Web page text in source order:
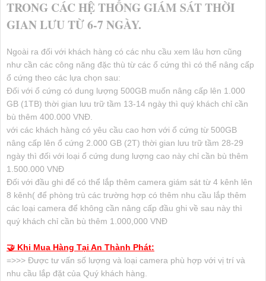
TRONG CÁC HỆ THỐNG GIÁM SÁT THỜI
GIAN LƯU TỪ 6-7 NGÀY.
Ngoài ra đối với khách hàng có các nhu cầu xem lâu hơn cũng
như cần các công năng đặc thù từ các ổ cứng thì có thể nâng cấp
ổ cứng theo các lựa chọn sau:
Đối với ổ cứng có dung lượng 500GB muốn nâng cấp lên 1.000
GB (1TB) thời gian lưu trữ tầm 13-14 ngày thì quý khách chỉ cần
bù thêm 400.000 VNĐ.
với các khách hàng có yêu cầu cao hơn với ổ cứng từ 500GB
nâng cấp lên ổ cứng 2.000 GB (2T) thời gian lưu trữ tầm 28-29
ngày thì đối với loại ổ cứng dung lượng cao này chỉ cần bù thêm
1.500.000 VNĐ
Đối với đầu ghi để có thể lắp thêm camera giám sát từ 4 kênh lên
8 kênh( để phòng trù các trường hợp có thêm nhu cầu lắp thêm
các loại camera để không cần nâng cấp đầu ghi về sau này thì
quý khách chỉ cần bù thêm 1.000,000 VNĐ
🤝 Khi Mua Hàng Tại An Thành Phát:
=>>> Được tư vấn số lượng và loại camera phù hợp với vị trí và
nhu cầu lắp đặt của Quý khách hàng.